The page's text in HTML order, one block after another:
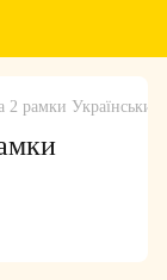
2 рамки Українських